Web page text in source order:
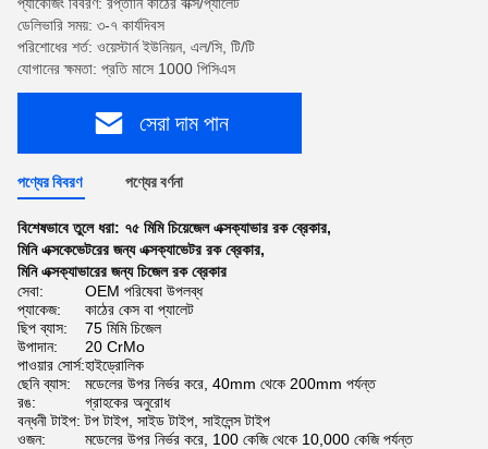
ডেলিভারি সময়: ৩-৭ কার্যদিবস
পরিশোধের শর্ত: ওয়েস্টার্ন ইউনিয়ন, এল/সি, টি/টি
যোগানের ক্ষমতা: প্রতি মাসে 1000 পিসিএস
সেরা দাম পান
পণ্যের বিবরণ পণ্যের বর্ণনা
বিশেষভাবে তুলে ধরা: ৭৫ মিমি চিয়েজেল এক্সক্যাভার রক ব্রেকার,
মিনি এক্সকেভেটরের জন্য এক্সক্যাভেটর রক ব্রেকার,
মিনি এক্সক্যাভারের জন্য চিজেল রক ব্রেকার
সেবা:
OEM পরিষেবা উপলব্ধ
প্যাকেজ:
কাঠের কেস বা প্যালেট
ছিপ ব্যাস:
75 মিমি চিজেল
উপাদান:
20 CrMo
পাওয়ার সোর্স:হাইড্রোলিক
ছেনি ব্যাস:
মডেলের উপর নির্ভর করে, 40mm থেকে 200mm পর্যন্ত
রঙ:
গ্রাহকের অনুরোধ
বন্ধনী টাইপ: টপ টাইপ, সাইড টাইপ, সাইলেন্স টাইপ
ওজন:
মডেলের উপর নির্ভর করে, 100 কেজি থেকে 10,000 কেজি পর্যন্ত